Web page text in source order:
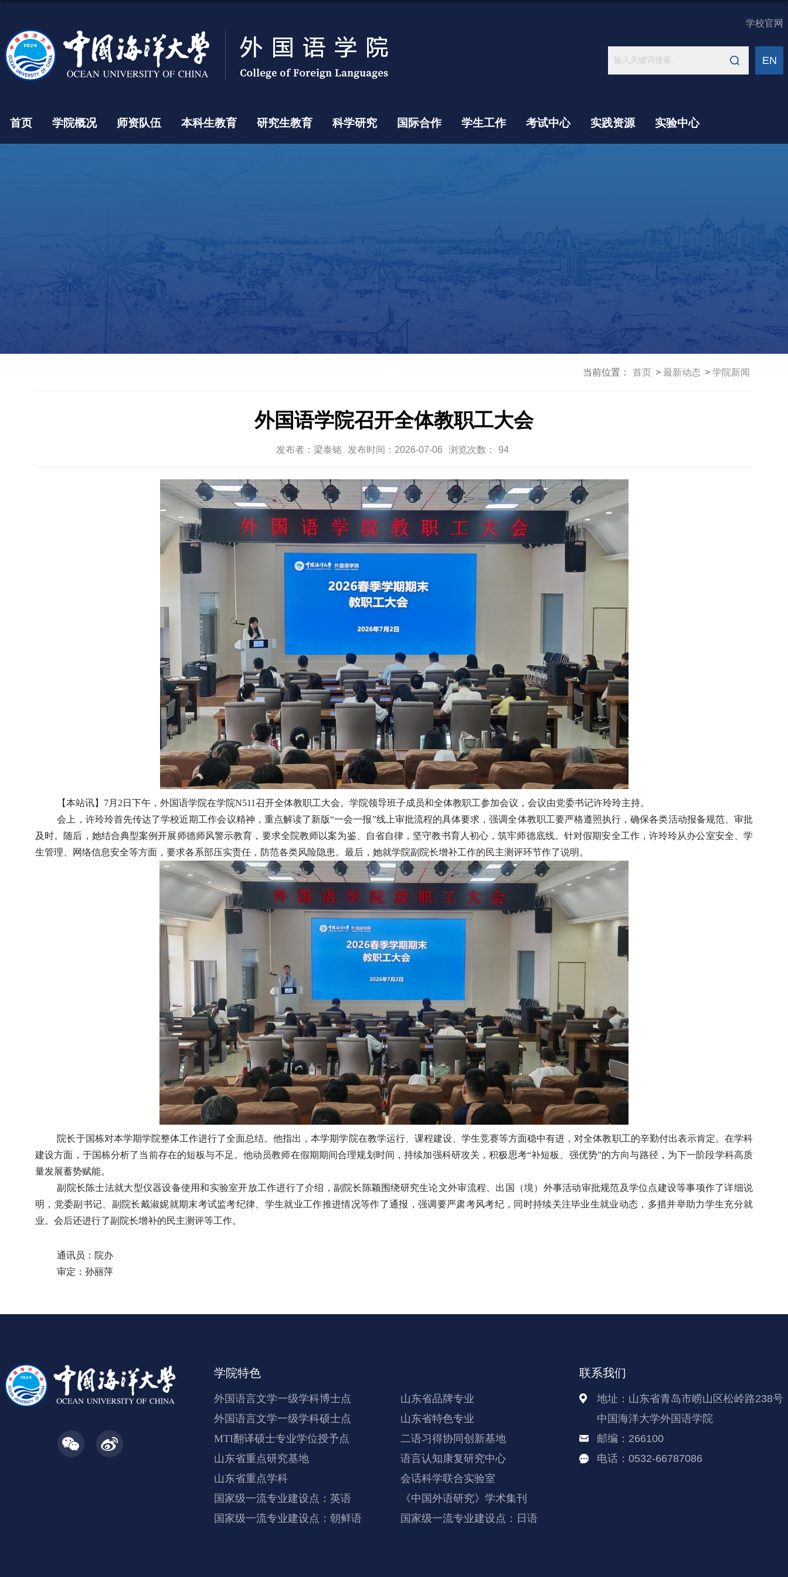
学校官网
EN
首页 学院概况 师资队伍 本科生教育 研究生教育 科学研究 国际合作 学生工作 考试中心 实践资源 实验中心
当前位置： 首页 最新动态 学院新闻
外国语学院召开全体教职工大会
发布者：梁泰铭 发布时间：2026-07-06 浏览次数： 94
【本站讯】 7月 2 日下午，外国语学院在学院N511召开全体教职工大会。学院领导班子成员和全体教职工参加会议，会议由党委书记许玲玲主持。
会上，许玲玲首先传达了学校近期工作会议精神，重点解读了新版“一会一报”线上审批流程的具体要求，强调全体教职工要严格遵照执行，确保各类活动报备规范、审批
及时。随后，她结合典型案例开展师德师风警示教育，要求全院教师以案为鉴、自省自律，坚守教书育人初心，筑牢师德底线。针对假期安全工作，许玲玲从办公室安全、学
生管理、网络信息安全等方面，要求各系部压实责任，防范各类风险隐患。最后，她就学院副院长增补工作的民主测评环节作了说明。
院长于国栋对本学期学院整体工作进行了全面总结。他指出，本学期学院在教学运行、课程建设、学生竞赛等方面稳中有进，对全体教职工的辛勤付出表示肯定。在学科
建设方面，于国栋分析了当前存在的短板与不足。他动员教师在假期期间合理规划时间，持续加强科研攻关，积极思考“补短板、强优势”的方向与路径，为下一阶段学科高质
量发展蓄势赋能。
副院长陈士法就大型仪器设备使用和实验室开放工作进行了介绍，副院长陈颖围绕研究生论文外审流程、出国（境）外事活动审批规范及学位点建设等事项作了详细说
明，党委副书记、副院长戴淑妮就期末考试监考纪律、学生就业工作推进情况等作了通报，强调要严肃考风考纪，同时持续关注毕业生就业动态，多措并举助力学生充分就
业。会后还进行了副院长增补的民主测评等工作。
通讯员：院办
审定：孙丽萍
学院特色
外国语言文学一级学科博士点
山东省品牌专业
外国语言文学一级学科硕士点
山东省特色专业
MTI翻译硕士专业学位授予点
二语习得协同创新基地
山东省重点研究基地
语言认知康复研究中心
山东省重点学科
会话科学联合实验室
国家级一流专业建设点：英语
《中国外语研究》学术集刊
国家级一流专业建设点：朝鲜语
国家级一流专业建设点：日语
联系我们
地址：山东省青岛市崂山区松岭路238号
中国海洋大学外国语学院
邮编：266100
电话：0532-66787086